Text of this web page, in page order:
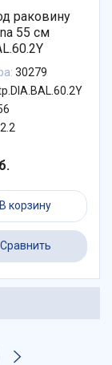
раковину
55 см
30279
В корзину
Сравнить